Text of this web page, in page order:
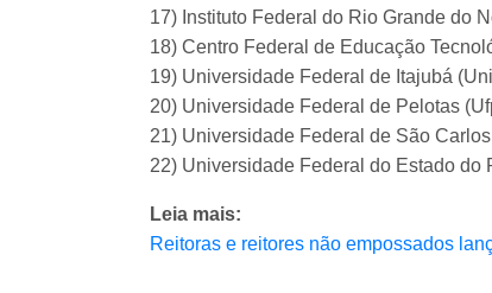
17) Instituto Federal do Rio Grande do
18) Centro Federal de Educação
19) Universidade Federal de Itajubá
20) Universidade Federal de Pelotas
21) Universidade Federal de São
22) Universidade Federal do Estado do
Leia mais:
Reitoras e reitores não empossados